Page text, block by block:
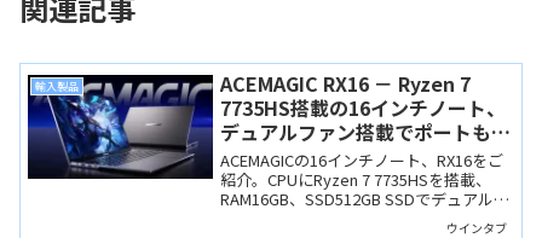
輸入製品
ACEMAGIC RX16 － Ryzen 7
7735HS搭載の16インチノート、
デュアルファン搭載でポートも充
実、これで6万円台
ACEMAGICの16インチノート、RX16をご
紹介。CPUにRyzen 7 7735HSを搭載、
RAM16GB、SSD512GB SSDでデュアルフ
ァンもついています。これで価格は6万円
ウインタブ